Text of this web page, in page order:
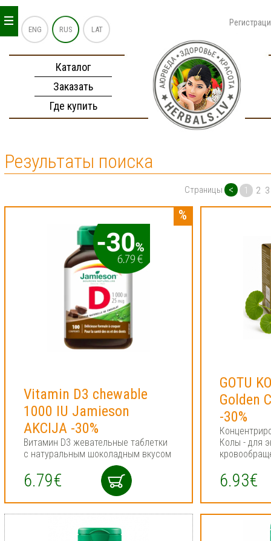
ENG RUS LAT
Каталог
Заказать
Где купить
_
_
_
Результаты поиска
Страницы < 1 2 3
Vitamin D3 chewable
1000 IU Jamieson
AKCIJA -30%
Витамин D3 жевательные таблетки
с натуральным шоколадным вкусом
6.79€
GOTU
Golden
-30%
Колы - для
6.93€